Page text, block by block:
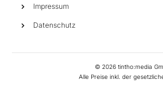
Impressum
Datenschutz
© 2026tintho:media
Alle Preise inkl. der